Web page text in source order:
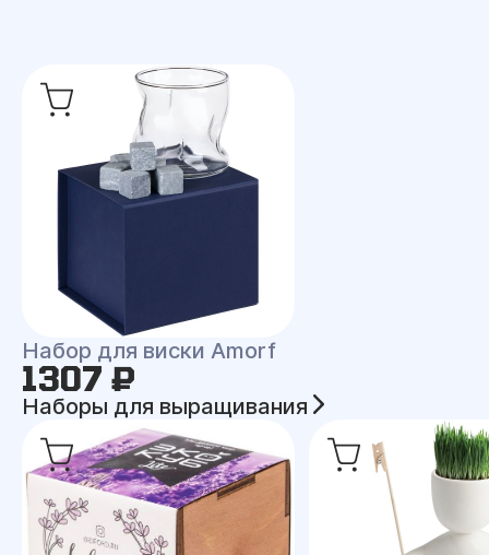
Набор для виски Amorf
1307 ₽
Наборы для выращивания